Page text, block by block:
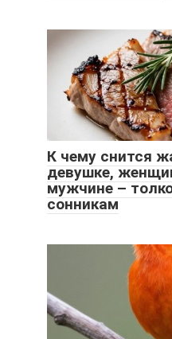
К чему снится
девушке,
мужчине –
сонникам